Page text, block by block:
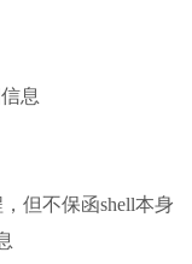
息
但不保函shell本身